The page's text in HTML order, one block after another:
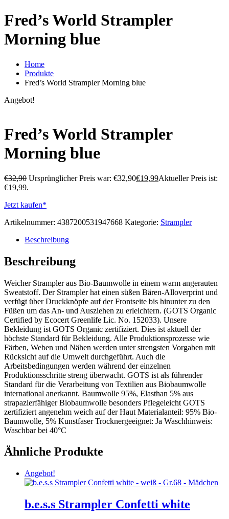
Fred’s World Strampler
Morning blue
Home
Produkte
Fred’s World Strampler Morning blue
Angebot!
Fred’s World Strampler
Morning blue
€32,90 Ursprünglicher Preis war: €32,90€19,99Aktueller Preis ist:
€19,99.
Jetzt kaufen*
Artikelnummer: 4387200531947668 Kategorie: Strampler
Beschreibung
Beschreibung
Weicher Strampler aus Bio-Baumwolle in einem warm angerauten
Sweatstoff. Der Strampler hat einen süßen Bären-Alloverprint und
verfügt über Druckknöpfe auf der Frontseite bis hinunter zu den
Füßen um das An- und Ausziehen zu erleichtern. (GOTS Organic
Certified by Ecocert Greenlife Lic. No. 152033). Unsere
Bekleidung ist GOTS Organic zertifiziert. Dies ist aktuell der
höchste Standard für Bekleidung. Alle Produktionsprozesse wie
Färben, Weben und Nähen werden unter strengsten Vorgaben mit
Rücksicht auf die Umwelt durchgeführt. Auch die
Arbeitsbedingungen werden während der einzelnen
Produktionsschritte streng überwacht. GOTS ist als führender
Standard für die Verarbeitung von Textilien aus Biobaumwolle
international anerkannt. Baumwolle 95%, Elasthan 5% aus
strapazierfähiger Biobaumwolle besonders Pflegeleicht GOTS
zertifiziert angenehm weich auf der Haut Materialanteil: 95% Bio-
Baumwolle, 5% Kunstfaser Trocknergeeignet: Ja Waschhinweis:
Waschbar bei 40°C
Ähnliche Produkte
Angebot!
b.e.s.s Strampler Confetti white